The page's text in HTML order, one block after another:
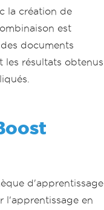
la création de
est
documents
les résultats obtenus
d'apprentissage
l'apprentissage en